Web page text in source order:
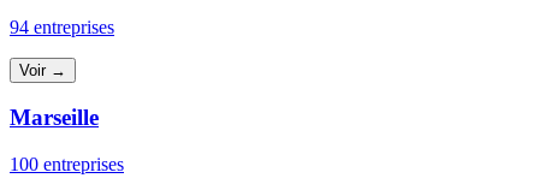
94 entreprises
Voir →
Marseille
100 entreprises